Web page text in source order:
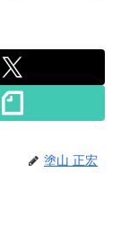
塗山 正宏